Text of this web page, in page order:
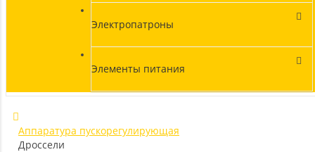
Электропатроны
Элементы питания
Аппаратура пускорегулирующая
Дроссели